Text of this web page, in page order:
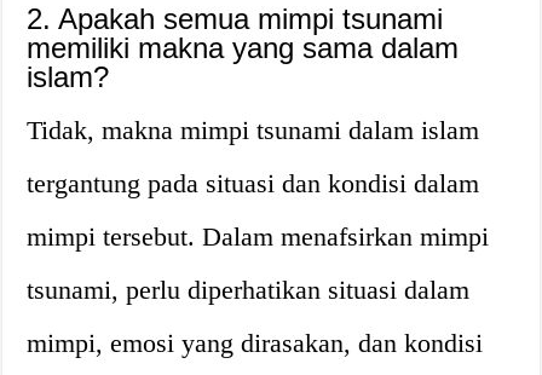
2. Apakah semua mimpi tsunami
memiliki makna yang sama dalam
islam?
Tidak, makna mimpi tsunami dalam islam
tergantung pada situasi dan kondisi dalam
mimpi tersebut. Dalam menafsirkan mimpi
tsunami, perlu diperhatikan situasi dalam
mimpi, emosi yang dirasakan, dan kondisi